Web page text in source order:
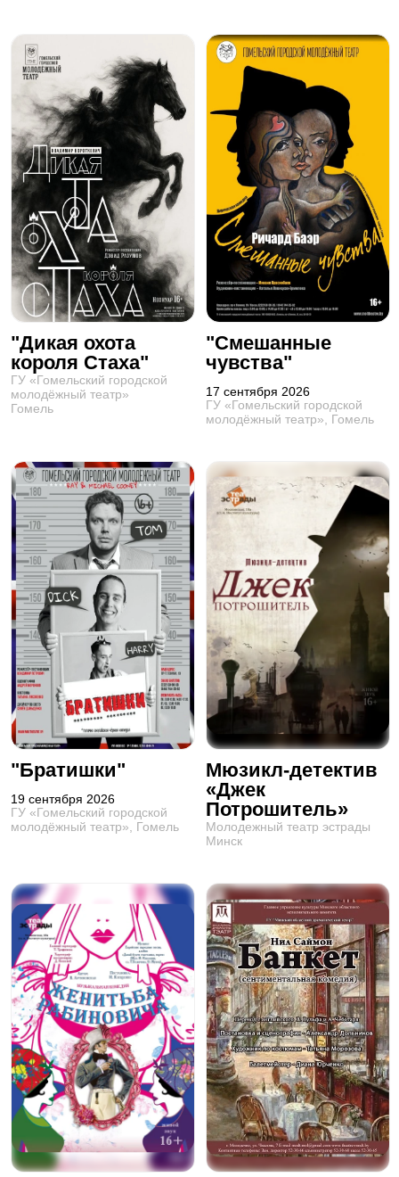
"Дикая охота
короля Стаха"
ГУ «Гомельский городской
молодёжный театр»
Гомель
"Смешанные
чувства"
17 сентября 2026
ГУ «Гомельский городской
молодёжный театр», Гомель
"Братишки"
19 сентября 2026
ГУ «Гомельский городской
молодёжный театр», Гомель
Мюзикл-детектив
«Джек
Потрошитель»
Молодежный театр эстрады
Минск